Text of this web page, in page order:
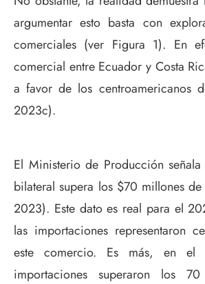
argumentar esto basta con
comerciales (ver Figura 1). En
comercial entre Ecuador y Costa
a favor de los centroamericanos
2023c).
El Ministerio de Producción
bilateral supera los $70 millones de
2023). Este dato es real para el
las importaciones representaron
este comercio. Es más, en el
importaciones superaron los